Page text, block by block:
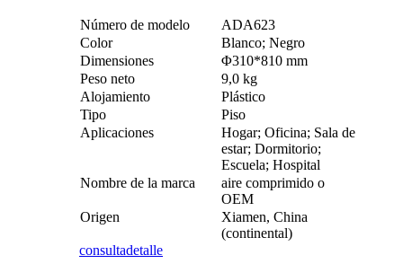
Número de modelo
ADA623
Color
Blanco; Negro
Dimensiones
Φ310*810 mm
Peso neto
9,0 kg
Alojamiento
Plástico
Tipo
Piso
Aplicaciones
Hogar; Oficina; Sala de
estar; Dormitorio;
Escuela; Hospital
Nombre de la marca
aire comprimido o
OEM
Origen
Xiamen, China
(continental)
consultadetalle